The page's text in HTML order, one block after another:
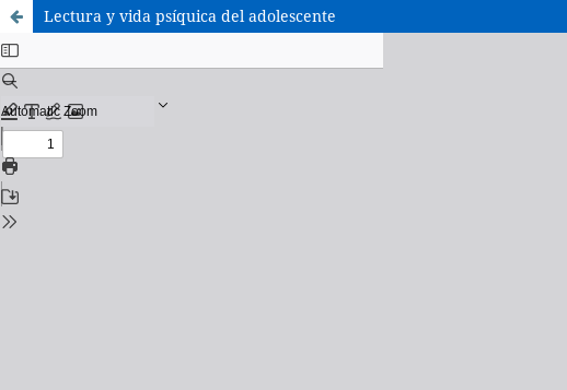
Lectura y vida psíquica del adolescente